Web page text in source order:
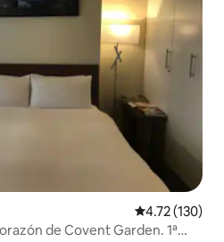
Calificación
4.72 (130)
de Covent Garden. 1ª